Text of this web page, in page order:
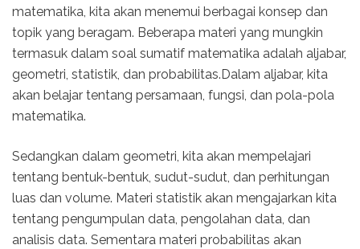
matematika, kita akan menemui berbagai konsep dan
topik yang beragam. Beberapa materi yang mungkin
termasuk dalam soal sumatif matematika adalah aljabar,
geometri, statistik, dan probabilitas.Dalam aljabar, kita
akan belajar tentang persamaan, fungsi, dan pola-pola
matematika.
Sedangkan dalam geometri, kita akan mempelajari
tentang bentuk-bentuk, sudut-sudut, dan perhitungan
luas dan volume. Materi statistik akan mengajarkan kita
tentang pengumpulan data, pengolahan data, dan
analisis data. Sementara materi probabilitas akan